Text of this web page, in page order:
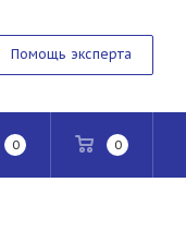
Помощь эксперта
0 0